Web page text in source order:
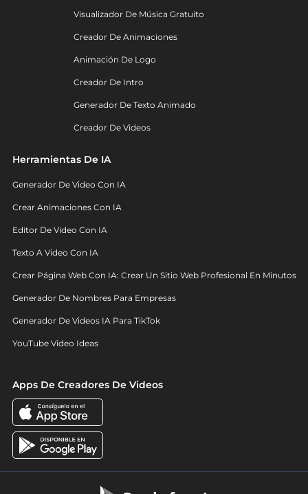
Visualizador De Música Gratuito
Creador De Animaciones
Animación De Logo
Creador De Intro
Generador De Texto Animado
Creador De Videos
Herramientas De IA
Generador De Video Con IA
Crear Animaciones Con IA
Editor De Video Con IA
Texto A Video Con IA
Crear Página Web Con IA: Crear Un Sitio Web Profesional En Minutos
Generador De Nombres Para Empresas
Generador De Videos IA Para TikTok
YouTube Video Ideas
Apps De Creadores De Videos